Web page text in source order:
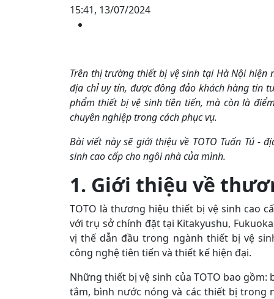
15:41, 13/07/2024
Trên thị trường thiết bị vệ sinh tại Hà Nội hiện
địa chỉ uy tín, được đông đảo khách hàng tin
phẩm thiết bị vệ sinh tiên tiến, mà còn là
chuyên nghiệp trong cách phục vụ.
Bài viết này sẽ giới thiệu về TOTO Tuấn Tú -
sinh cao cấp cho ngôi nhà của mình.
1. Giới thiệu về
TOTO là thương hiệu thiết bị vệ sinh cao
với trụ sở chính đặt tại Kitakyushu,
vị thế dẫn đầu trong ngành thiết bị vệ
công nghệ tiên tiến và thiết kế hiện đại.
Những thiết bị vệ sinh của TOTO bao
tắm, bình nước nóng và các thiết bị trong